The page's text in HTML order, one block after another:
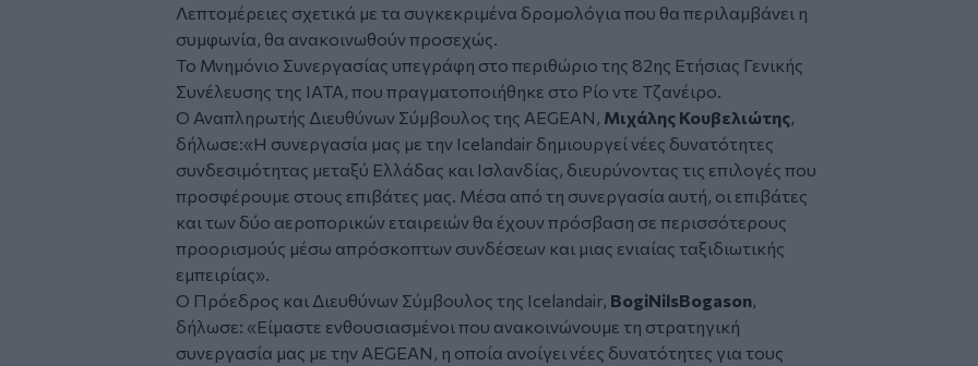
Λεπτομέρειες σχετικά με τα συγκεκριμένα δρομολόγια που θα περιλαμβάνει η
συμφωνία, θα ανακοινωθούν προσεχώς.
Το Μνημόνιο Συνεργασίας υπεγράφη στο περιθώριο της 82ης Ετήσιας Γενικής
Συνέλευσης της IATA, που πραγματοποιήθηκε στο Ρίο ντε Τζανέιρο.
Ο Αναπληρωτής Διευθύνων Σύμβουλος της AEGEAN, Μιχάλης Κουβελιώτης,
δήλωσε:«Η συνεργασία μας με την Icelandair δημιουργεί νέες δυνατότητες
συνδεσιμότητας μεταξύ Ελλάδας και Ισλανδίας, διευρύνοντας τις επιλογές που
προσφέρουμε στους επιβάτες μας. Μέσα από τη συνεργασία αυτή, οι επιβάτες
και των δύο αεροπορικών εταιρειών θα έχουν πρόσβαση σε περισσότερους
προορισμούς μέσω απρόσκοπτων συνδέσεων και μιας ενιαίας ταξιδιωτικής
εμπειρίας».
Ο Πρόεδρος και Διευθύνων Σύμβουλος της Icelandair, BogiNilsBogason,
δήλωσε: «Είμαστε ενθουσιασμένοι που ανακοινώνουμε τη στρατηγική
συνεργασία μας με την AEGEAN, η οποία ανοίγει νέες δυνατότητες για τους